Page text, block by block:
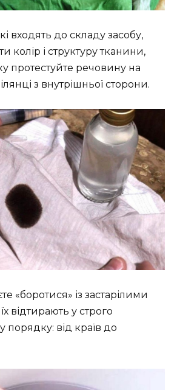
входять до складу засобу,
колір і структуру тканини,
протестуйте речовину на
з внутрішньої сторони.
«боротися» із застарілими
відтирають у строго
порядку: від країв до